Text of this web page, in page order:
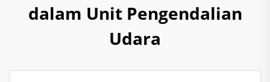
dalam Unit Pengendalian
Udara